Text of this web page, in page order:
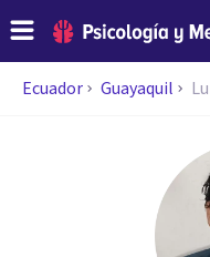
Ecuador Guayaquil